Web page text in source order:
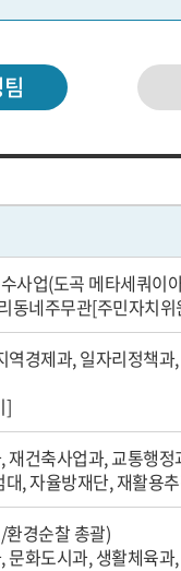
사업(도곡 메타세쿼이
동네주무관[주민자치
역경제과, 일자리정책
]
재건축사업과, 교통행
, 자율방재단, 재활용
경순찰 총괄)
문화도시과, 생활체육